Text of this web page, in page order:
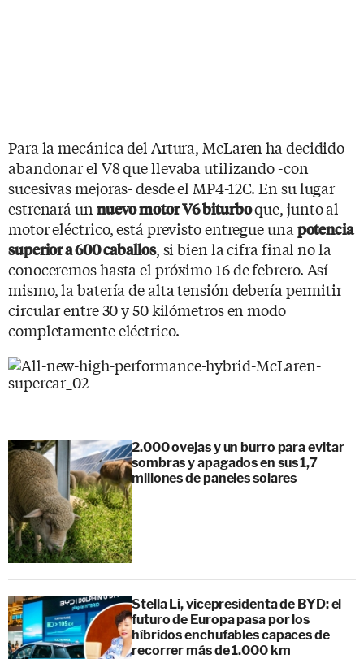
Para la mecánica del Artura, McLaren ha decidido
abandonar el V8 que llevaba utilizando -con
sucesivas mejoras- desde el MP4-12C. En su lugar
estrenará un nuevo motor V6 biturboque, junto al
motor eléctrico, está previsto entregue una potencia
superior a 600 caballos, si bien la cifra final no la
conoceremos hasta el próximo 16 de febrero. Así
mismo, la batería de alta tensión debería permitir
circular entre 30 y 50 kilómetros en modo
completamente eléctrico.
2.000 ovejas y un burro para evitar
sombras y apagados en sus 1,7
millones de paneles solares
Stella Li, vicepresidenta de BYD: el
futuro de Europa pasa por los
híbridos enchufables capaces de
recorrer más de 1.000 km